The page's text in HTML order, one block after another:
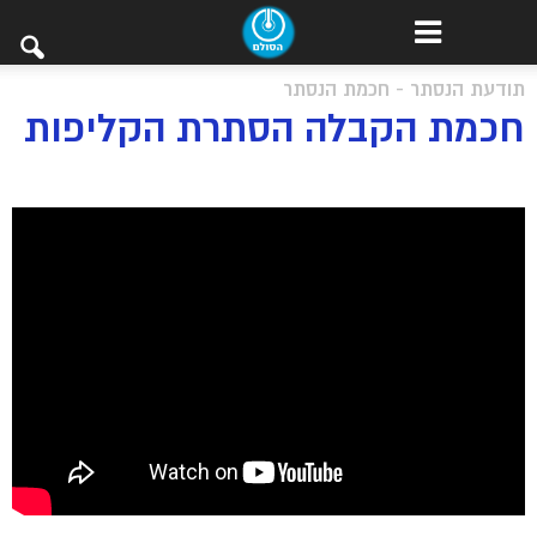
תודעת הנסתר - חכמת הנסתר
חכמת הקבלה הסתרת הקליפות